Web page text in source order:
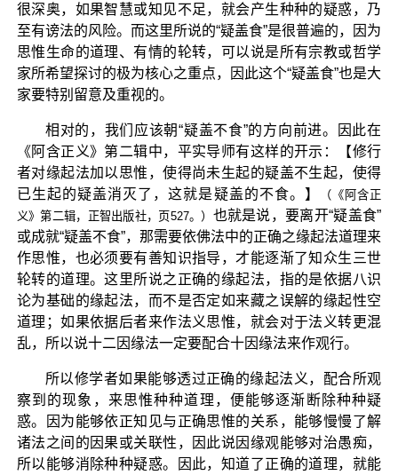
很深奥，如果智慧或知见不足，就会产生种种的疑惑，乃
至有谤法的风险。而这里所说的“疑盖食”是很普遍的，因为
思惟生命的道理、有情的轮转，可以说是所有宗教或哲学
家所希望探讨的极为核心之重点，因此这个“疑盖食”也是大
家要特别留意及重视的。
相对的，我们应该朝“疑盖不食”的方向前进。因此在
《阿含正义》第二辑中，平实导师有这样的开示：【修行
者对缘起法加以思惟，使得尚未生起的疑盖不生起，使得
已生起的疑盖消灭了，这就是疑盖的不食。】
（《阿含正
义》第二辑，正智出版社，页527。） 也就是说，要离开“疑盖食”
或成就“疑盖不食”，那需要依佛法中的正确之缘起法道理来
作思惟，也必须要有善知识指导，才能逐渐了知众生三世
轮转的道理。这里所说之正确的缘起法，指的是依据八识
论为基础的缘起法，而不是否定如来藏之误解的缘起性空
道理；如果依据后者来作法义思惟，就会对于法义转更混
乱，所以说十二因缘法一定要配合十因缘法来作观行。
所以修学者如果能够透过正确的缘起法义，配合所观
察到的现象，来思惟种种道理，便能够逐渐断除种种疑
惑。因为能够依正知见与正确思惟的关系，能够慢慢了解
诸法之间的因果或关联性，因此说因缘观能够对治愚痴，
所以能够消除种种疑惑。因此，知道了正确的道理，就能